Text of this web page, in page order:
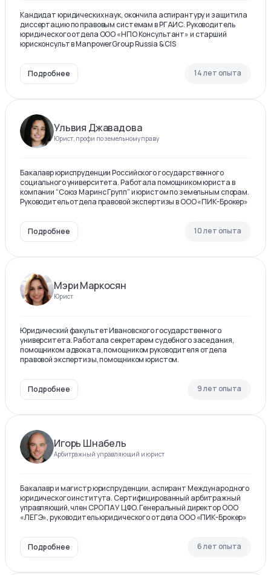
Кандидат юридических наук, окончила аспирантуру и защитила
диссертацию по правовым системам в РГАИС. Руководитель
юридического отдела ООО «НПО Консультант» и старший
юрисконсульт в ManpowerGroup Russia & CIS
Подробнее 14 лет опыта
Ульвия Джавадова
Юрист, профи по земельному праву
Бакалавр юриспруденции Российского государственного
социального университета. Работала помощником юриста в
компании “Союз Маринс Групп” и юристом по земельным спорам.
Руководитель отдела правовой экспертизы в ООО «ПИК-Брокер»
Подробнее 10 лет опыта
Мэри Маркосян
Юрист
Юридический факультет Ивановского государственного
университета. Работала секретарем судебного заседания,
помощником адвоката, помощником руководителя отдела
правовой экспертизы, помощником юристом.
Подробнее 9 лет опыта
Игорь Шнабель
Арбитражный управляющий и юрист
Бакалавр и магистр юриспруденции, аспирант Международного
юридического института. Сертифицированный арбитражный
управляющий, член СРО ПАУ ЦФО. Генеральный директор ООО
«ЛЕГЭ», руководитель юридического отдела ООО «ПИК-Брокер»
Подробнее 6 лет опыта